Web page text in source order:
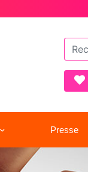
Presse